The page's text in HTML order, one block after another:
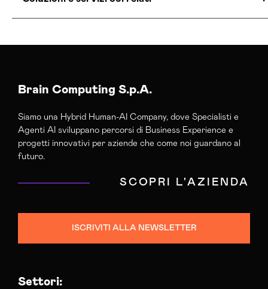
Agenzia Google Partner Bologna
Agenzia Web Marketing Bologna
Campagne Adv Social Bologna
Campagne Advertising Bologna
Campagne Native Advertising Bologna
Gestione Campagne Google Ads Bologna
Brain Computing S.p.A.
Siamo una Hybrid Human-AI Company, dove Specialisti e
Agenti AI sviluppano percorsi di Business Experience e
progetti innovativi per aziende che come noi guardano al
futuro.
SCOPRI L'AZIENDA
ISCRIVITI ALLA NEWSLETTER
Settori: